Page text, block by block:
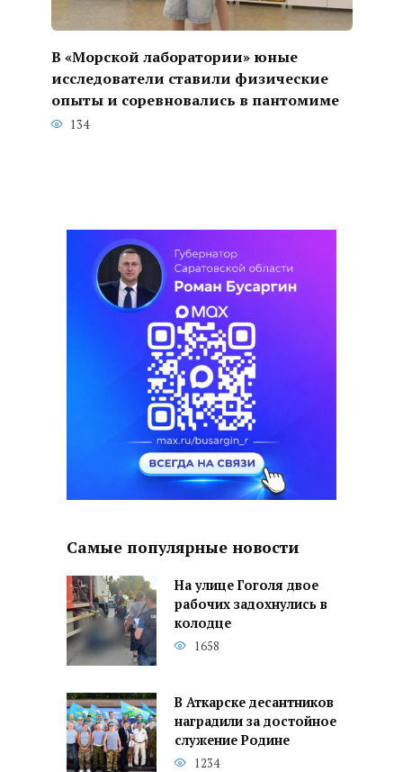
В «Морской лаборатории» юные
исследователи ставили физические
опыты и соревновались в пантомиме
134
Самые популярные новости
На улице Гоголя двое
рабочих задохнулись в
колодце
1658
В Аткарске десантников
наградили за достойное
служение Родине
1234